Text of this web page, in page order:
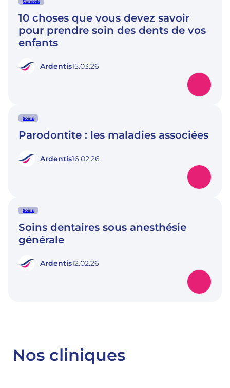
Conseils
10 choses que vous devez savoir
pour prendre soin des dents de vos
enfants
Ardentis15.03.26
Soins
Parodontite : les maladies associées
Ardentis16.02.26
Soins
Soins dentaires sous anesthésie
générale
Ardentis12.02.26
Nos cliniques